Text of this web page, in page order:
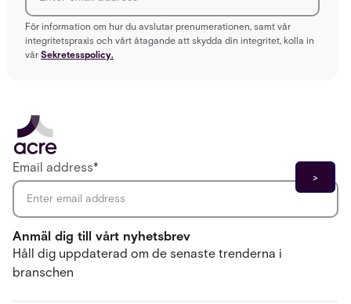
För information om hur du avslutar prenumerationen, samt vår
integritetspraxis och vårt åtagande att skydda din integritet, kolla in
vår Sekretesspolicy.
Anmäl dig till vårt nyhetsbrev
Håll dig uppdaterad om de senaste trenderna i
branschen
Email address*